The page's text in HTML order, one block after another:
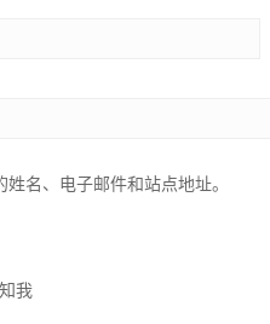
名、电子邮件和站点地址。
我